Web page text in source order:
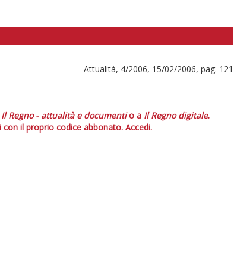
Attualità, 4/2006, 15/02/2006, pag. 121
Il Regno - attualità e documentio a Il Regno digitale.
il proprio codice abbonato. Accedi.